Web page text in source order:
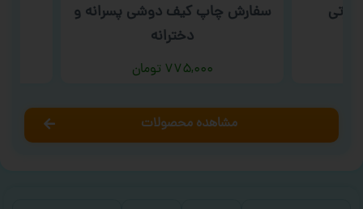
سفارش چاپ کیف دوشی پسرانه و
دخترانه
۷۷۵,۰۰۰ تومان
مشاهده محصولات